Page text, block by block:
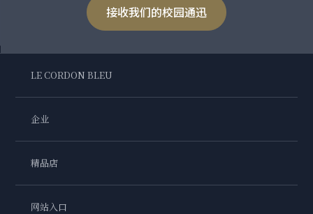
接收我们的校园通迅
LE CORDON BLEU
企业
精品店
网站入口